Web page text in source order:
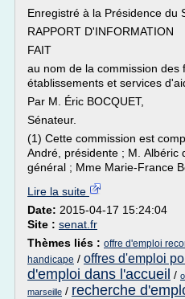
Enregistré à la Présidence du
RAPPORT D'INFORMATION
FAIT
au nom de la commission des
établissements et services
Par M. Éric BOCQUET,
Sénateur.
(1) Cette commission est
André, présidente ; M. Albéric
général ; Mme Marie-France
Lire la suite
Date: 2015-04-17 15:24:04
Site : senat.fr
Thèmes liés : offre d'emploi
handicape / offres d'emploi
d'emploi dans l'accueil /
marseille / recherche